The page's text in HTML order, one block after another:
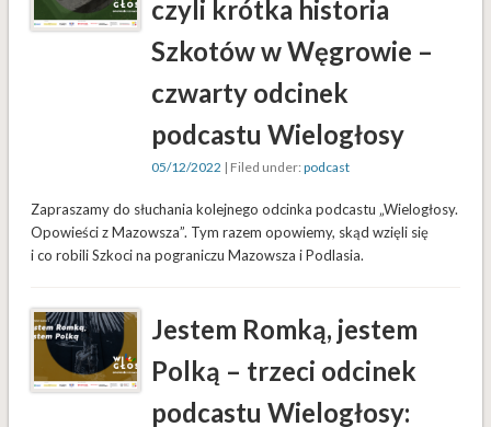
czyli krótka historia
Szkotów w Węgrowie –
czwarty odcinek
podcastu Wielogłosy
05/12/2022 | Filed under:podcast
Zapraszamy do słuchania kolejnego odcinka podcastu „Wielogłosy.
Opowieści z Mazowsza”. Tym razem opowiemy, skąd wzięli się
i co robili Szkoci na pograniczu Mazowsza i Podlasia.
Jestem Romką, jestem
Polką – trzeci odcinek
podcastu Wielogłosy: